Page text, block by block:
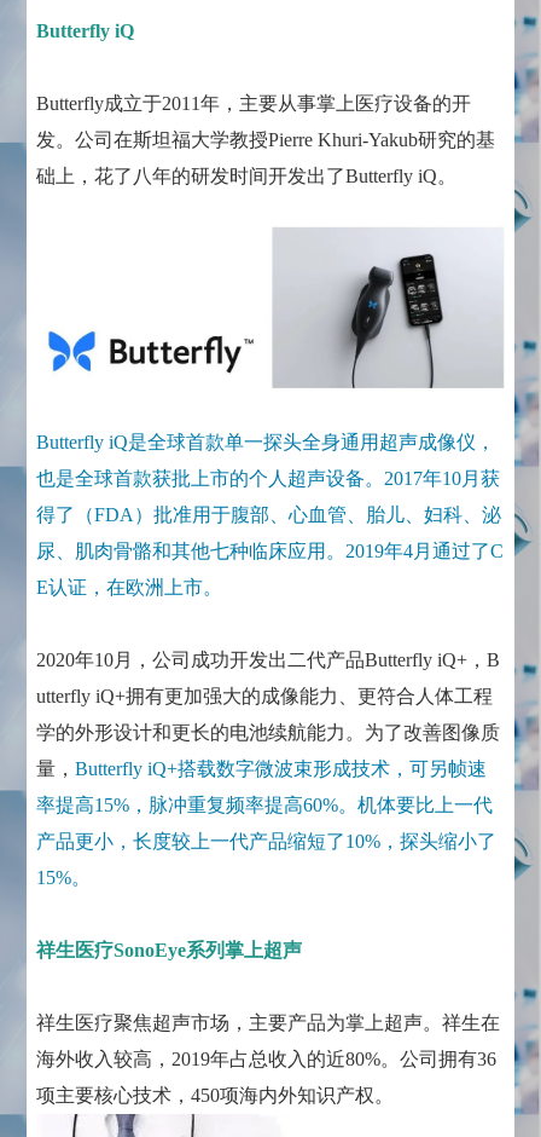
Butterfly iQ
Butterfly成立于2011年，主要从事掌上医疗设备的开
发。公司在斯坦福大学教授Pierre Khuri-Yakub研究的基
础上，花了八年的研发时间开发出了Butterfly iQ。
Butterfly iQ是全球首款单一探头全身通用超声成像仪，
也是全球首款获批上市的个人超声设备。2017年10月获
得了（FDA）批准用于腹部、心血管、胎儿、妇科、泌
尿、肌肉骨骼和其他七种临床应用。2019年4月通过了C
E认证，在欧洲上市。
2020年10月，公司成功开发出二代产品Butterfly iQ+，B
utterfly iQ+拥有更加强大的成像能力、更符合人体工程
学的外形设计和更长的电池续航能力。为了改善图像质
量，Butterfly iQ+搭载数字微波束形成技术，可另帧速
率提高15%，脉冲重复频率提高60%。机体要比上一代
产品更小，长度较上一代产品缩短了10%，探头缩小了
15%。
祥生医疗SonoEye系列掌上超声
祥生医疗聚焦超声市场，主要产品为掌上超声。祥生在
海外收入较高，2019年占总收入的近80%。公司拥有36
项主要核心技术，450项海内外知识产权。